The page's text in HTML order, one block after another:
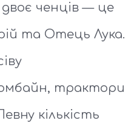
ченців — це
та Отець Лука.
трактори
кількість